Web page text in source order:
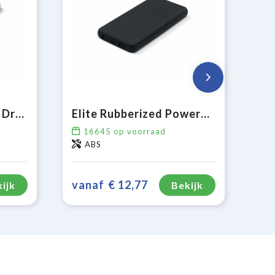
Elite Powerbank met Draadloze Oplader 8000mAh Elite Rubberized Powerbank 8000mAh
16645 op voorraad
ABS
vanaf € 12,77 Bekijk